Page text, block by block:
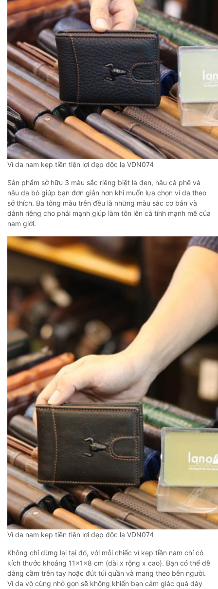
Ví da nam kẹp tiền tiện lợi đẹp độc lạ VDN074
Sản phẩm sở hữu 3 màu sắc riêng biệt là đen, nâu cà phê và
nâu da bò giúp bạn đơn giản hơn khi muốn lựa chọn ví da theo
sở thích. Ba tông màu trên đều là những màu sắc cơ bản và
dành riêng cho phái mạnh giúp làm tôn lên cá tính mạnh mẽ của
nam giới.
Ví da nam kẹp tiền tiện lợi đẹp độc lạ VDN074
Không chỉ dừng lại tại đó, với mỗi chiếc ví kẹp tiền nam chỉ có
kích thước khoảng 11x1x8 cm (dài x rộng x cao). Bạn có thể dễ
dàng cầm trên tay hoặc đút túi quần và mang theo bên người.
Ví da vô cùng nhỏ gọn sẽ không khiến bạn cảm giác quá dày